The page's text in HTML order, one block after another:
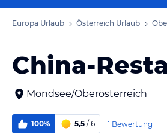
Europa Urlaub Österreich Urlaub
China-
Mondsee/Oberösterreich
100% 5,5 / 6 1 Bewertung